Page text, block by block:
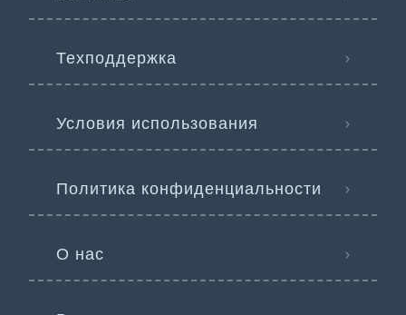
Техподдержка
Условия использования
Политика конфиденциальности
О нас